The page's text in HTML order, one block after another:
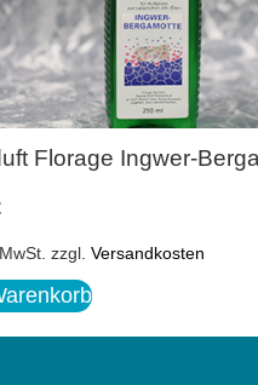
Florage Ingwer-
zzgl. Versandkosten